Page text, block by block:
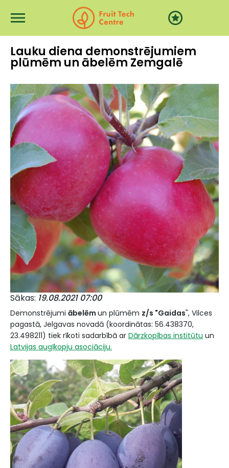
Lauku diena demonstrējumiem
plūmēm un ābelēm Zemgalē
Sākas 19.08.2021 07:00
Demonstrējumi ābelēm un plūmēm z/s "Gaidas", Vilces
pagastā, Jelgavas novadā (koordinātas: 56.438370,
23.498211) tiek rīkoti sadarbībā ar Dārzkopības institūtu un
Latvijas augļkopju asociāciju.